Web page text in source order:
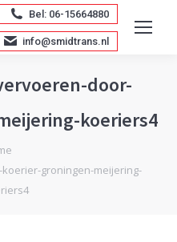
Bel: 06-15664880
info@smidtrans.nl
door-
koeriers4
groningen-meijering-